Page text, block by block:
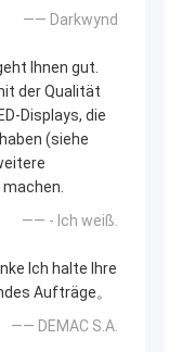
—— Darkwynd
Ihnen gut.
der Qualität
Displays, die
(siehe
—— - Ich weiß.
Ich halte Ihre
Aufträge。
—— DEMAC S.A.